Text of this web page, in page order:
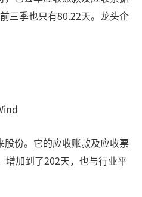
三季也只有80.22天。龙头企
份。它的应收账款及应收票
增加到了202天，也与行业平